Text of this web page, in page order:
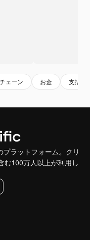
ェーン お金 支払い
ラットフォーム。クリ
む100万人以上が利用し